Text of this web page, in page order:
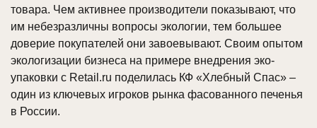
товара. Чем активнее производители показывают, что
им небезразличны вопросы экологии, тем большее
доверие покупателей они завоевывают. Своим опытом
экологизации бизнеса на примере внедрения эко-
упаковки с Retail.ru поделилась КФ «Хлебный Спас» –
один из ключевых игроков рынка фасованного печенья
в России.